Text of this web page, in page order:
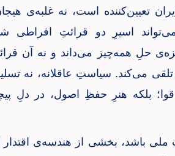
تعیین‌کننده است، نه غلبه‌ی
اسیرِ دو قرائتِ افراطی
حلِ همه‌چیز می‌داند و نه آن
می‌کند. سیاستِ عاقلانه، نه
بلکه هنرِ حفظِ اصول، در دلِ
باشد، بخشی از هندسه‌ی اقتدار